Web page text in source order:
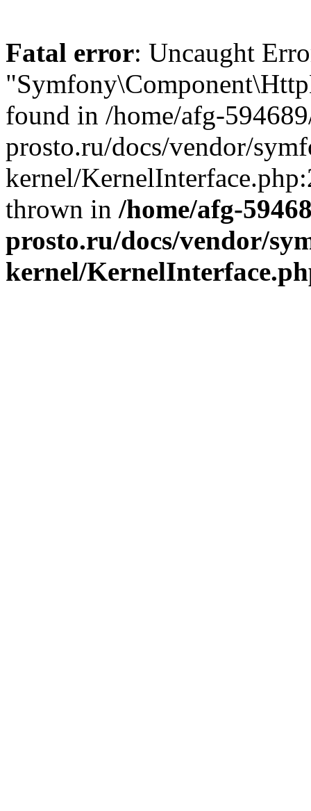
Fatal error: Uncaught
found in /home/afg-
prosto.ru/docs/vendor/
kernel/
thrown in /home/afg-
prosto.ru/docs/vendor/
kernel/